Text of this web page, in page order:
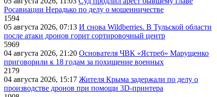
Росавиации Нерадько по делу о мошенничестве
1594
05 августа 2026, 07:13 И снова Wildberries. В Тульской области
после атаки дронов горит сортировочный центр
5969
04 августа 2026, 21:20 Основателя ЧВК «Ястреб» Марущенко
приговорили к 18 годам за похищение военных
2179
04 августа 2026, 15:17 Жителя Крыма задержали по делу о
производстве дронов при помощи 3D‑принтера